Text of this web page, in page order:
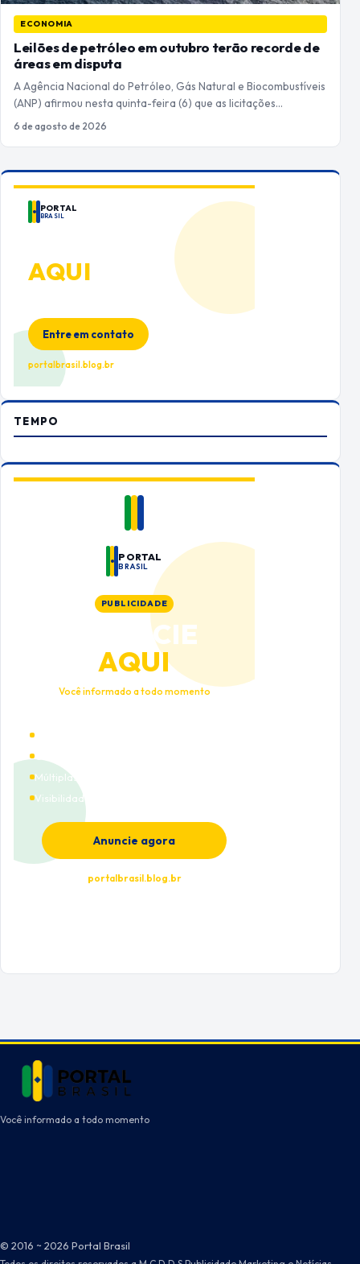
ECONOMIA
Leilões de petróleo em outubro terão recorde de
áreas em disputa
A Agência Nacional do Petróleo, Gás Natural e Biocombustíveis
(ANP) afirmou nesta quinta-feira (6) que as licitações…
6 de agosto de 2026
PORTAL
BRASIL
AQUI
Entre em contato
portalbrasil.blog.br
TEMPO
PORTAL
BRASIL
PUBLICIDADE
ANUNCIE
AQUI
Você informado a todo momento
Múltiplas categorias
Visibilidade premium
Anuncie agora
portalbrasil.blog.br
Você informado a todo momento
© 2016 ~ 2026 Portal Brasil